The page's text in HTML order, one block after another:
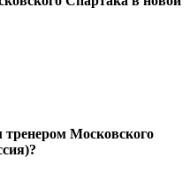
Московского